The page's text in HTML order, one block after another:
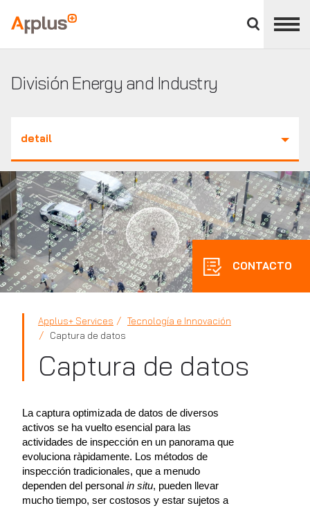
panel
Applus+
División Energy and Industry
detail
CONTACTO
Applus+ Services
Tecnología e Innovación
Captura de datos
Captura de datos
La captura optimizada de datos de diversos
activos se ha vuelto esencial para las
actividades de inspección en un panorama que
evoluciona ràpidamente. Los métodos de
inspección tradicionales, que a menudo
dependen del personal in situ, pueden llevar
mucho tiempo, ser costosos y estar sujetos a